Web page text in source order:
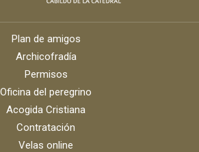
Plan de amigos
Archicofradía
Permisos
Oficina del peregrino
Acogida Cristiana
Contratación
Velas online